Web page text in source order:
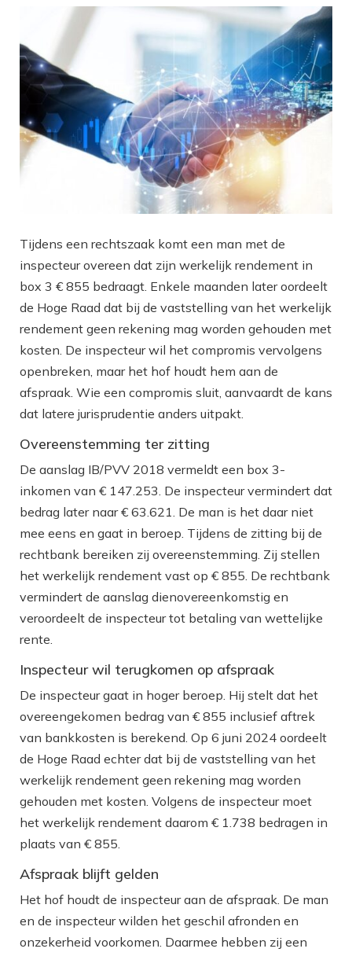
Tijdens een rechtszaak komt een man met de
inspecteur overeen dat zijn werkelijk rendement in
box 3 € 855 bedraagt. Enkele maanden later oordeelt
de Hoge Raad dat bij de vaststelling van het werkelijk
rendement geen rekening mag worden gehouden met
kosten. De inspecteur wil het compromis vervolgens
openbreken, maar het hof houdt hem aan de
afspraak. Wie een compromis sluit, aanvaardt de kans
dat latere jurisprudentie anders uitpakt.
Overeenstemming ter zitting
De aanslag IB/PVV 2018 vermeldt een box 3-
inkomen van € 147.253. De inspecteur vermindert dat
bedrag later naar € 63.621. De man is het daar niet
mee eens en gaat in beroep. Tijdens de zitting bij de
rechtbank bereiken zij overeenstemming. Zij stellen
het werkelijk rendement vast op € 855. De rechtbank
vermindert de aanslag dienovereenkomstig en
veroordeelt de inspecteur tot betaling van wettelijke
rente.
Inspecteur wil terugkomen op afspraak
De inspecteur gaat in hoger beroep. Hij stelt dat het
overeengekomen bedrag van € 855 inclusief aftrek
van bankkosten is berekend. Op 6 juni 2024 oordeelt
de Hoge Raad echter dat bij de vaststelling van het
werkelijk rendement geen rekening mag worden
gehouden met kosten. Volgens de inspecteur moet
het werkelijk rendement daarom € 1.738 bedragen in
plaats van € 855.
Afspraak blijft gelden
Het hof houdt de inspecteur aan de afspraak. De man
en de inspecteur wilden het geschil afronden en
onzekerheid voorkomen. Daarmee hebben zij een